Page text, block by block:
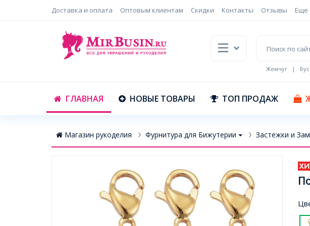
Доставка и оплата Оптовым клиентам Скидки Контакты Отзывы Еще
Жемчуг |
ГЛАВНАЯ НОВЫЕ ТОВАРЫ ТОП ПРОДАЖ
Магазин рукоделия Фурнитура для Бижутерии Застежки и